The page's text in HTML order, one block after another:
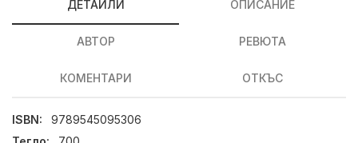
ДЕТАЙЛИ ОПИСАНИЕ
АВТОР РЕВЮТА
КОМЕНТАРИ ОТКЪС
ISBN:
9789545095306